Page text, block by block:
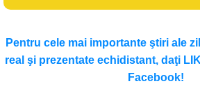
Pentru cele mai importante ştiri ale
real şi prezentate echidistant, daţi
Facebook!